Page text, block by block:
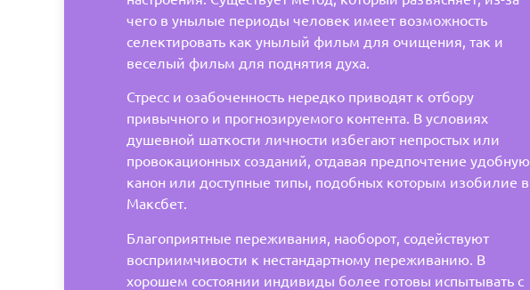
чего в унылые периоды человек имеет возможность
селектировать как унылый фильм для очищения, так и
веселый фильм для поднятия духа.
Стресс и озабоченность нередко приводят к отбору
привычного и прогнозируемого контента. В условиях
душевной шаткости личности избегают непростых или
провокационных созданий, отдавая предпочтение удобную
канон или доступные типы, подобных которым изобилие в
Максбет.
Благоприятные переживания, наоборот, содействуют
восприимчивости к нестандартному переживанию. В
хорошем состоянии индивиды более готовы испытывать с